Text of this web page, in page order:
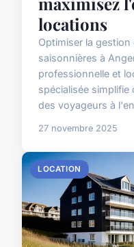
locations
Optimiser la
saisonnières à
professionnelle et
spécialisée
des voyageurs à
27 novembre 2025
LOCATION